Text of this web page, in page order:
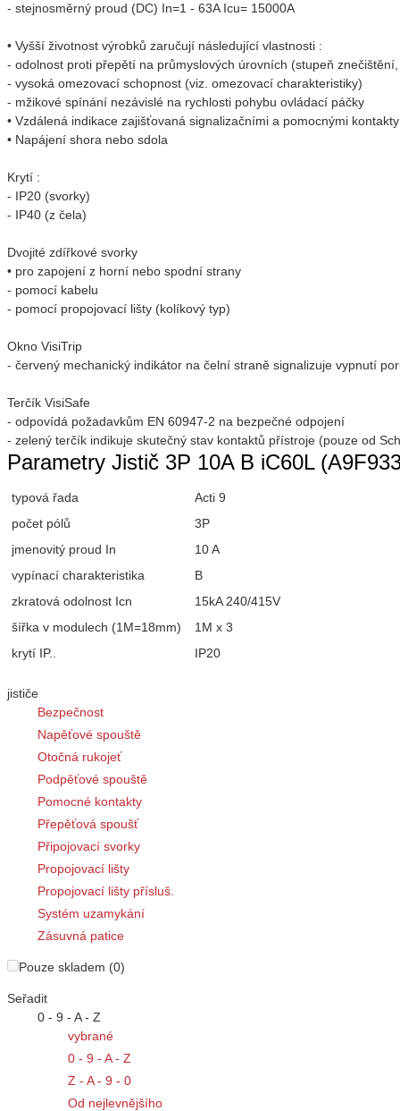
- stejnosměrný proud (DC) In=1 - 63A Icu= 15000A
• Vyšší životnost výrobků zaručují následující vlastnosti :
- odolnost proti přepětí na průmyslových úrovních (stupeň
- vysoká omezovací schopnost (viz. omezovací charakteristiky)
- mžikové spínání nezávislé na rychlosti pohybu ovládací páčky
• Vzdálená indikace zajišťovaná signalizačními a pomocnými
• Napájení shora nebo sdola
Krytí :
- IP20 (svorky)
- IP40 (z čela)
Dvojité zdířkové svorky
• pro zapojení z horní nebo spodní strany
- pomocí kabelu
- pomocí propojovací lišty (kolíkový typ)
Okno VisiTrip
- červený mechanický indikátor na čelní straně signalizuje vypnutí
Terčík VisiSafe
- odpovídá požadavkům EN 60947-2 na bezpečné odpojení
- zelený terčík indikuje skutečný stav kontaktů přístroje (pouze od
Parametry Jistič 3P 10A B iC60L
typová řada
Acti 9
počet pólů
3P
jmenovitý proud In
10 A
vypínací charakteristika
B
zkratová odolnost Icn
15kA 240/415V
šířka v modulech (1M=18mm)
1M x 3
krytí IP..
IP20
jističe
Bezpečnost
Napěťové spouště
Otočná rukojeť
Podpěťové spouště
Pomocné kontakty
Přepěťová spoušť
Připojovací svorky
Propojovací lišty
Propojovací lišty přísluš.
Systém uzamykání
Zásuvná patice
Pouze skladem (0)
Seřadit
0 - 9 - A - Z
vybrané
0 - 9 - A - Z
Z - A - 9 - 0
Od nejlevnějšího